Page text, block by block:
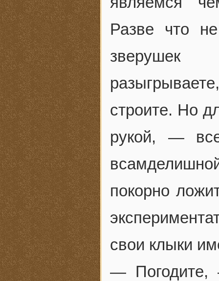
Разве что
зверушек
строите. Но
рукой, —
покорно
свои клыки
— Погодите,